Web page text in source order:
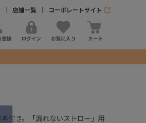
店舗一覧 コーポレートサイト
登録 ログイン お気に入り カート
付き。「漏れないストロー」用